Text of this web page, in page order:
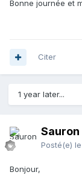
Bonne journée et
Citer
1 year later...
Sauron
Posté(e)
Bonjour,